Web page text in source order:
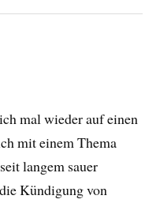
mal wieder auf einen
mit einem Thema
langem sauer
Kündigung von